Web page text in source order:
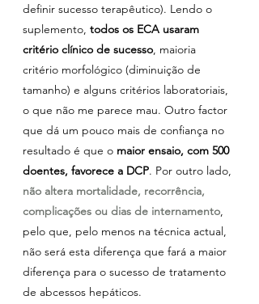
definir sucesso terapêutico). Lendo o
suplemento, todos os ECA usaram
critério clínico de sucesso, maioria
critério morfológico (diminuição de
tamanho) e alguns critérios laboratoriais,
o que não me parece mau. Outro factor
que dá um pouco mais de confiança no
resultado é que o maior ensaio, com 500
doentes, favorece a DCP. Por outro lado,
não altera mortalidade, recorrência,
complicações ou dias de internamento,
pelo que, pelo menos na técnica actual,
não será esta diferença que fará a maior
diferença para o sucesso de tratamento
de abcessos hepáticos.